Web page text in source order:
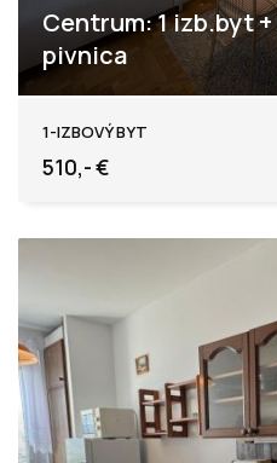
Centrum: 1 izb.byt
pivnica
Levice
1-IZBOVÝ BYT
510,- €